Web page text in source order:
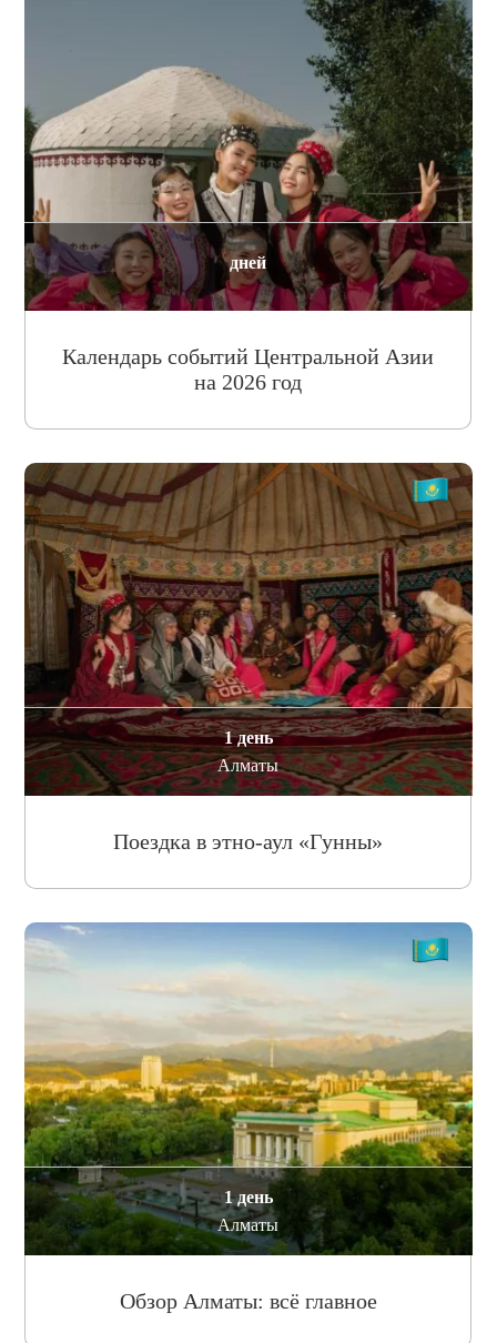
дней
Календарь событий Центральной Азии
на 2026 год
1 день
Алматы
Поездка в этно-аул «Гунны»
1 день
Алматы
Обзор Алматы: всё главное